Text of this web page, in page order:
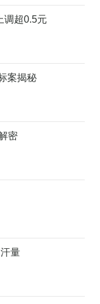
调超0.5元
案揭秘
密
量